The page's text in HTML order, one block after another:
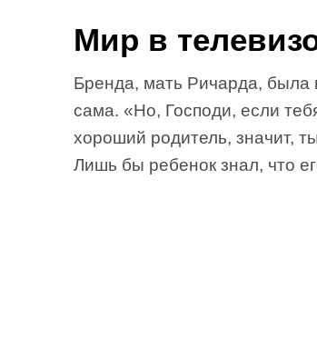
Мир в
Бренда, мать Ричарда, была
сама. «Но, Господи, если
хороший родитель, значит,
Лишь бы ребенок знал, что